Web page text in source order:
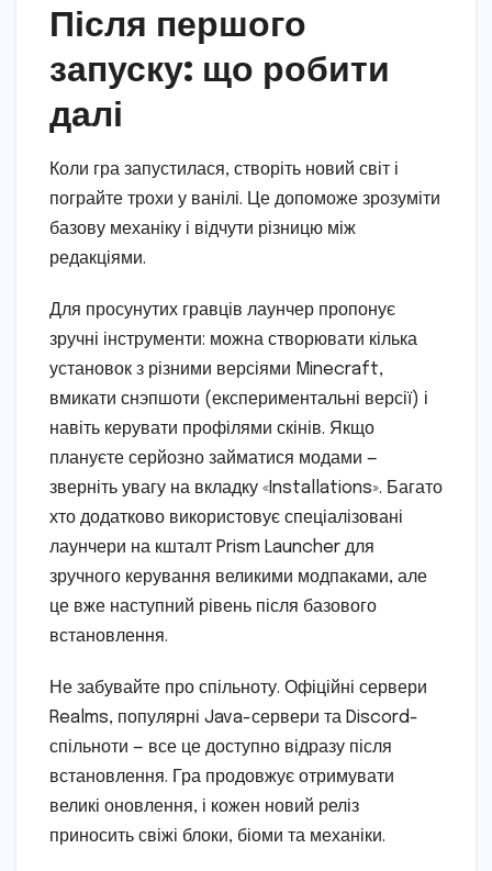
Після першого
запуску: що робити
далі
Коли гра запустилася, створіть новий світ і
пограйте трохи у ванілі. Це допоможе зрозуміти
базову механіку і відчути різницю між
редакціями.
Для просунутих гравців лаунчер пропонує
зручні інструменти: можна створювати кілька
установок з різними версіями Minecraft,
вмикати снэпшоти (експериментальні версії) і
навіть керувати профілями скінів. Якщо
плануєте серйозно займатися модами —
зверніть увагу на вкладку «Installations». Багато
хто додатково використовує спеціалізовані
лаунчери на кшталт Prism Launcher для
зручного керування великими модпаками, але
це вже наступний рівень після базового
встановлення.
Не забувайте про спільноту. Офіційні сервери
Realms, популярні Java-сервери та Discord-
спільноти — все це доступно відразу після
встановлення. Гра продовжує отримувати
великі оновлення, і кожен новий реліз
приносить свіжі блоки, біоми та механіки.